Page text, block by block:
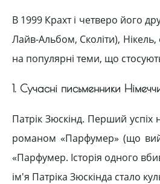
В 1999 Крахт і четверо його
Лайв-Альбом, Сколіти),
на популярні теми, що
1. Сучасні письменники
Патрік Зюскінд. Перший
романом «Парфумер» (що
«Парфумер. Історія одного
ім'я Патріка Зюскінда стало